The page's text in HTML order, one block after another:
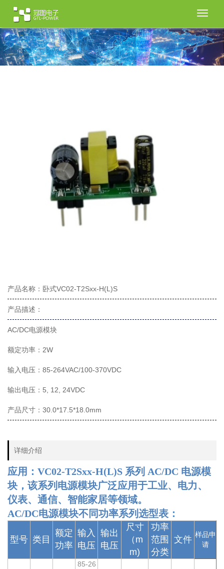
切
导
航
产品名称：卧式VC02-T2Sxx-H(L)S
产品描述：
AC/DC电源模块
额定功率：2W
输入电压：85-264VAC/100-370VDC
输出电压：5, 12, 24VDC
产品尺寸：30.0*17.5*18.0mm
详细介绍
应用：VC02-T2Sxx-H(L)S 系列 AC/DC 电源模
块，该系列电源模块广泛应用于工业、电力、
仪表、通信、智能家居等领域。
AC/DC电源模块不同功率系列选型表：
型号 类目
额定
功率
输入
电压
输出
电压
尺寸
（m
m)
功率
范围
分类
文件 样品申
请
85-26